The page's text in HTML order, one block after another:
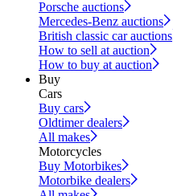
Porsche auctions
Mercedes-Benz auctions
British classic car auctions
How to sell at auction
How to buy at auction
Buy
Cars
Buy cars
Oldtimer dealers
All makes
Motorcycles
Buy Motorbikes
Motorbike dealers